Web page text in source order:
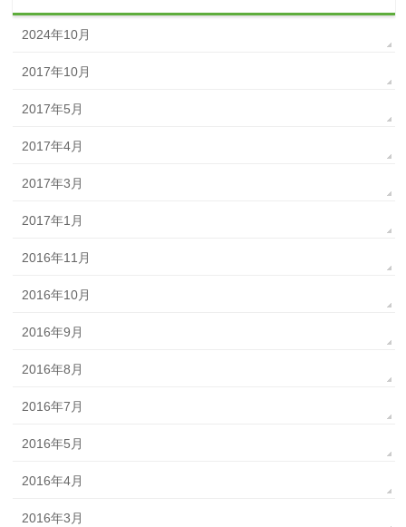
2024年10月
2017年10月
2017年5月
2017年4月
2017年3月
2017年1月
2016年11月
2016年10月
2016年9月
2016年8月
2016年7月
2016年5月
2016年4月
2016年3月